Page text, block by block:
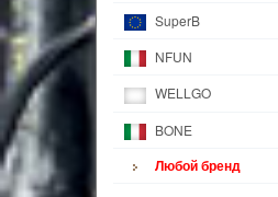
SuperB
NFUN
WELLGO
BONE
Любой бренд